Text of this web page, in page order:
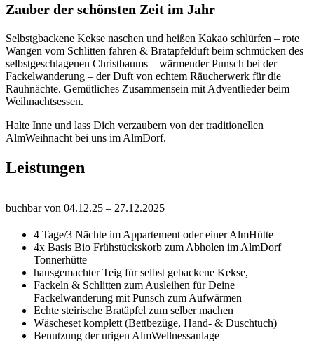
Zauber der schönsten Zeit im Jahr
Selbstgbackene Kekse naschen und heißen Kakao schlürfen – rote
Wangen vom Schlitten fahren & Bratapfelduft beim schmücken des
selbstgeschlagenen Christbaums – wärmender Punsch bei der
Fackelwanderung – der Duft von echtem Räucherwerk für die
Rauhnächte. Gemütliches Zusammensein mit Adventlieder beim
Weihnachtsessen.
Halte Inne und lass Dich verzaubern von der traditionellen
AlmWeihnacht bei uns im AlmDorf.
Leistungen
buchbar von 04.12.25 – 27.12.2025
4 Tage/3 Nächte im Appartement oder einer AlmHütte
4x Basis Bio Frühstückskorb zum Abholen im AlmDorf
Tonnerhütte
hausgemachter Teig für selbst gebackene Kekse,
Fackeln & Schlitten zum Ausleihen für Deine
Fackelwanderung mit Punsch zum Aufwärmen
Echte steirische Bratäpfel zum selber machen
Wäscheset komplett (Bettbezüge, Hand- & Duschtuch)
Benutzung der urigen AlmWellnessanlage